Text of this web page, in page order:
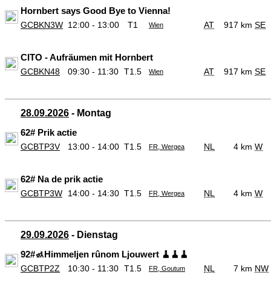
Hornbert says Good Bye to Vienna!
GCBKN3W 12:00 - 13:00 T1 Wien AT 917 km SE
CITO - Aufräumen mit Hornbert
GCBKN48 09:30 - 11:30 T1.5 Wien AT 917 km SE
28.09.2026 - Montag
62# Prik actie
GCBTP3V 13:00 - 14:00 T1.5 FR, Wergea NL 4 km W
62# Na de prik actie
GCBTP3W 14:00 - 14:30 T1.5 FR, Wergea NL 4 km W
29.09.2026 - Dienstag
92#🚮Himmeljen rûnom Ljouwert 🧹🧹🧹
GCBTP2Z 10:30 - 11:30 T1.5 FR, Goutum NL 7 km NW